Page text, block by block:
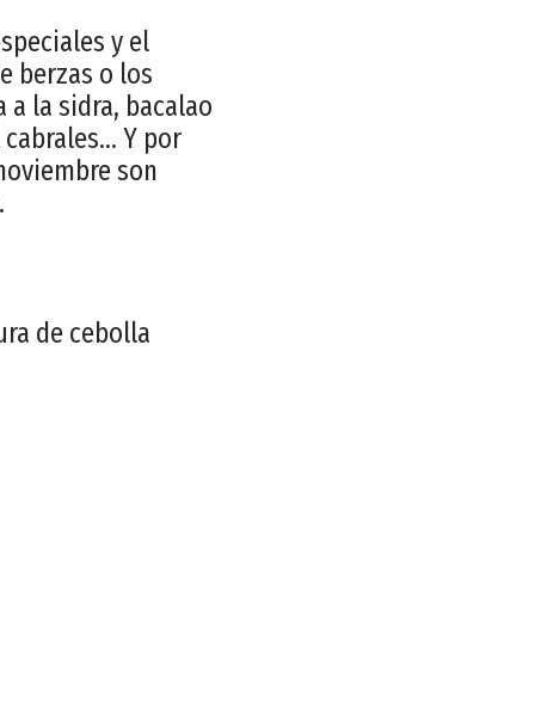
y el
berzas o los
a la sidra, bacalao
Y por
son
de cebolla